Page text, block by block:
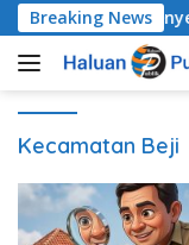
Langsung
ke
konten
Breaking News
Secara
Kecamatan Beji